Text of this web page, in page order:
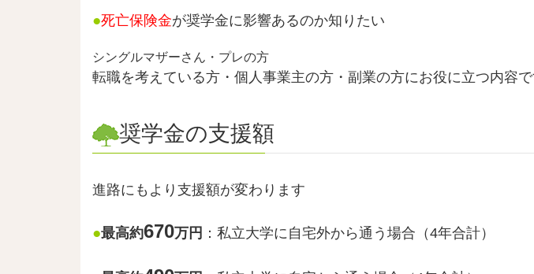
●死亡保険金が奨学金に影響あるのか知りたい
シングルマザーさん・プレの方
転職を考えている方・個人事業主の方・副業の方にお役に立つ内容
奨学金の支援額
進路にもより支援額が変わります
●最高約670万円 ：私立大学に自宅外から通う場合 （4年合計）